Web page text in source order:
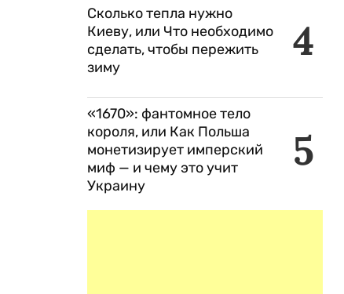
4
Сколько тепла нужно
Киеву, или Что необходимо
сделать, чтобы пережить
зиму
5
«1670»: фантомное тело
короля, или Как Польша
монетизирует имперский
миф — и чему это учит
Украину